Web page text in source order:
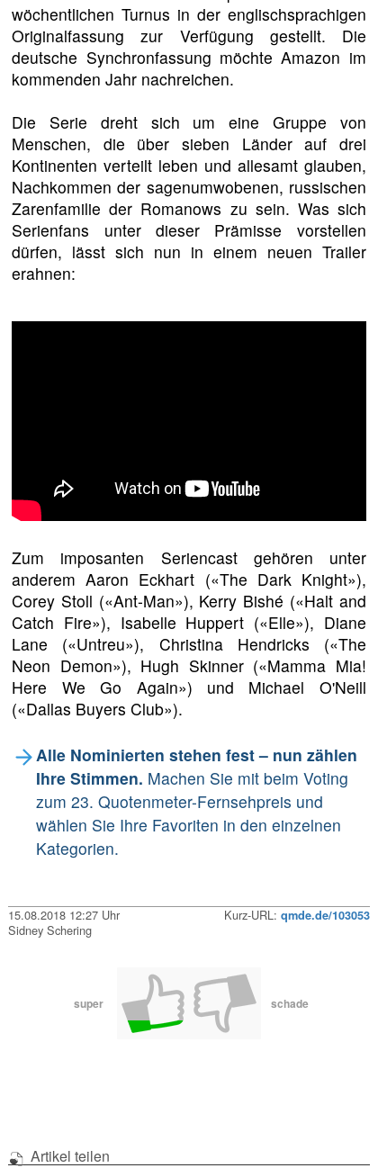
wöchentlichen Turnus in der englischsprachigen
Originalfassung zur Verfügung gestellt. Die
deutsche Synchronfassung möchte Amazon im
kommenden Jahr nachreichen.
Die Serie dreht sich um eine Gruppe von
Menschen, die über sieben Länder auf drei
Kontinenten verteilt leben und allesamt glauben,
Nachkommen der sagenumwobenen, russischen
Zarenfamilie der Romanows zu sein. Was sich
Serienfans unter dieser Prämisse vorstellen
dürfen, lässt sich nun in einem neuen Trailer
erahnen:
Zum imposanten Seriencast gehören unter
anderem Aaron Eckhart («The Dark Knight»),
Corey Stoll («Ant-Man»), Kerry Bishé («Halt and
Catch Fire»), Isabelle Huppert («Elle»), Diane
Lane («Untreu»), Christina Hendricks («The
Neon Demon»), Hugh Skinner («Mamma Mia!
Here We Go Again») und Michael O'Neill
(«Dallas Buyers Club»).
Alle Nominierten stehen fest – nun zählen
Ihre Stimmen. Machen Sie mit beim Voting
zum 23. Quotenmeter-Fernsehpreis und
wählen Sie Ihre Favoriten in den einzelnen
Kategorien.
15.08.2018 12:27 Uhr Kurz-URL: qmde.de/103053
Sidney Schering
super schade
Artikel teilen